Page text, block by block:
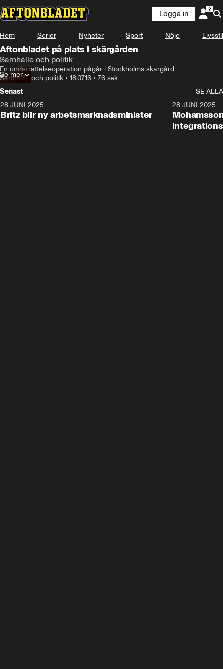
Logga in
Hem Serier Nyheter Sport Nöje Livsstil
Aftonbladet på plats i skärgården
Samhälle och politik
En underrättelseoperation pågår i Stockholms skärgård.
Samhälle och politik • 18.07.16 • 76 sek
Se mer
Senast
SE ALLA
28 JUNI 2025
Britz blir ny arbetsmarknadsminister
28 JUNI 2025